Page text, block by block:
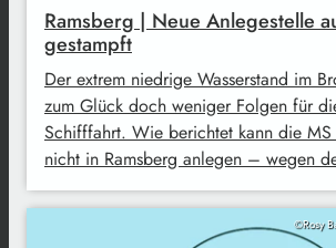
Ramsberg | Neue Anlegestelle
gestampft
Der extrem niedrige Wasserstand im
zum Glück doch weniger Folgen für
Schifffahrt. Wie berichtet kann die MS
nicht in Ramsberg anlegen – wegen
©Rosy